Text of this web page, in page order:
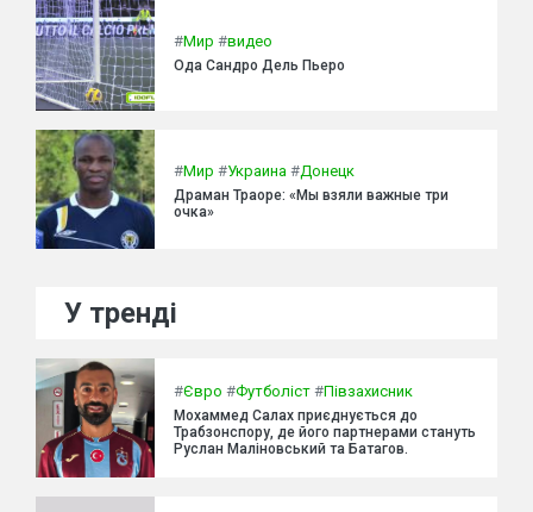
#Мир #видео
Ода Сандро Дель Пьеро
#Мир #Украина #Донецк
Драман Траоре: «Мы взяли важные три
очка»
У тренді
#Євро #Футболіст #Півзахисник
Мохаммед Салах приєднується до
Трабзонспору, де його партнерами стануть
Руслан Маліновський та Батагов.